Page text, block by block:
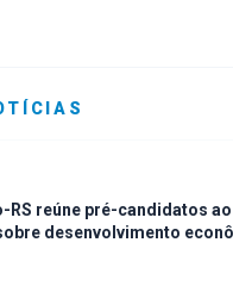
RS reúne pré-candidatos
desenvolvimento